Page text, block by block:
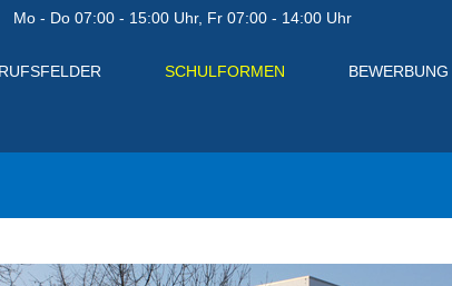
Mo - Do 07:00 - 15:00 Uhr, Fr 07:00 - 14:00 Uhr
SCHULFORMEN BEWERBUNG